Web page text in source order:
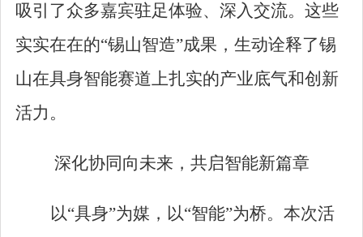
吸引了众多嘉宾驻足体验、深入交流。这些
实实在在的“锡山智造”成果，生动诠释了锡
山在具身智能赛道上扎实的产业底气和创新
活力。
深化协同向未来，共启智能新篇章
以“具身”为媒，以“智能”为桥。本次活